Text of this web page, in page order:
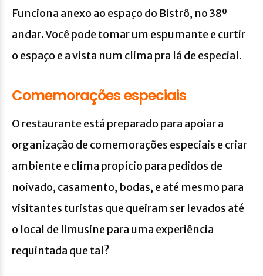
Funciona anexo ao espaço do Bistrô, no 38º
andar. Você pode tomar um espumante e curtir
o espaço e a vista num clima pra lá de especial.
Comemorações especiais
O restaurante está preparado para apoiar a
organização de comemorações especiais e criar
ambiente e clima propício para pedidos de
noivado, casamento, bodas, e até mesmo para
visitantes turistas que queiram ser levados até
o local de limusine para uma experiência
requintada que tal?